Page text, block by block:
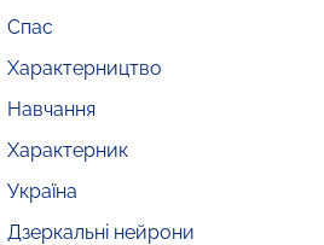
Спас
Характерництво
Навчання
Характерник
Україна
Дзеркальні нейрони